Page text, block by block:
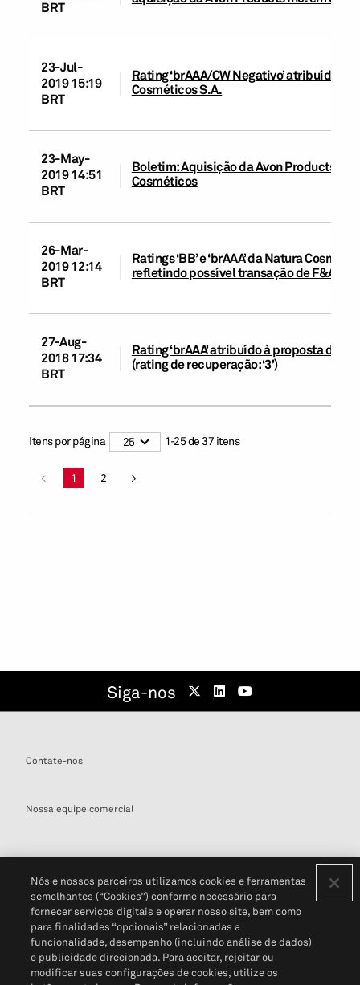
BRT
23-Jul-
2019 15:19
BRT
Rating ‘brAAA/CW Negativo’ atribuído
Cosméticos S.A.
23-May-
2019 14:51
BRT
Boletim: Aquisição da Avon Products
Cosméticos
26-Mar-
2019 12:14
BRT
Ratings ‘BB’ e ‘brAAA’ da Natura
refletindo possível transação de F&A
27-Aug-
2018 17:34
BRT
Rating ‘brAAA’ atribuído à proposta de
(rating de recuperação: ‘3’)
Itens por página 25 1-25de37 itens
< 1 2 >
Siga-nos
Contate-nos
Nossa equipe comercial
Definições de cookies
Disclaimers Legais Termos de Uso Aviso de Cookies
Política de PrivacidadePortal de privacidade do cliente (em inglês)
Não Venda Minhas Informações Pessoais© 2026 S&P Global
Nós e nossos parceiros utilizamos cookies e ferramentas
semelhantes (“Cookies”) conforme necessário para
fornecer serviços digitais e operar nosso site, bem como
para finalidades “opcionais” relacionadas a
funcionalidade, desempenho (incluindo análise de dados)
e publicidade direcionada. Para aceitar, rejeitar ou
modificar suas configurações de cookies, utilize os